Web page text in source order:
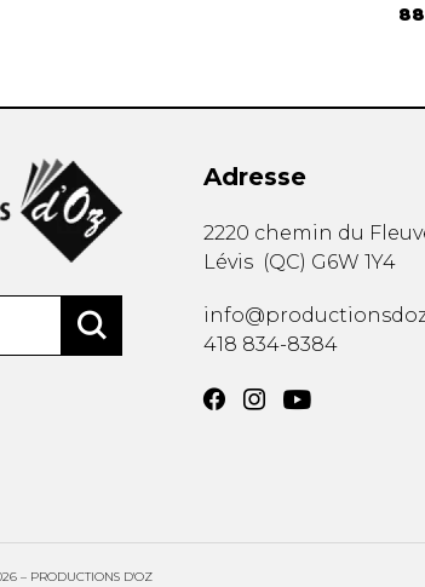
Adresse
2220 chemin du
Lévis (QC) G6W 1Y4
418 834-8384
– PRODUCTIONS D'OZ